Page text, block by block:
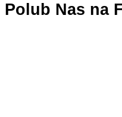
Polub Nas na